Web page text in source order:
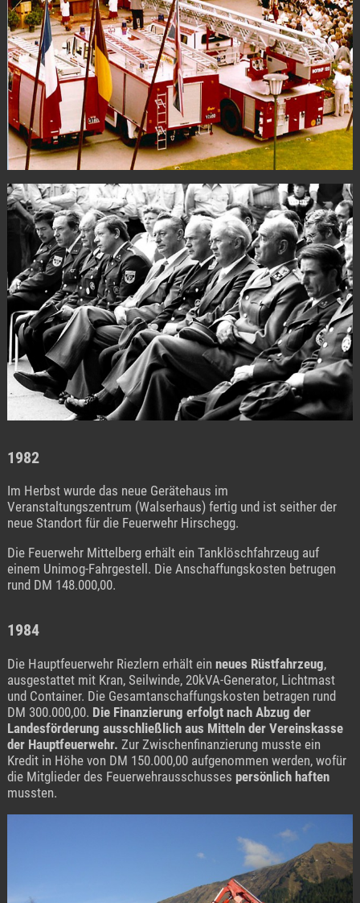
1982
Im Herbst wurde das neue Gerätehaus im
Veranstaltungszentrum (Walserhaus) fertig und ist seither der
neue Standort für die Feuerwehr Hirschegg.
Die Feuerwehr Mittelberg erhält ein Tanklöschfahrzeug auf
einem Unimog-Fahrgestell. Die Anschaffungskosten betrugen
rund DM 148.000,00.
1984
Die Hauptfeuerwehr Riezlern erhält ein neues Rüstfahrzeug,
ausgestattet mit Kran, Seilwinde, 20kVA-Generator, Lichtmast
und Container. Die Gesamtanschaffungskosten betragen rund
DM 300.000,00. Die Finanzierung erfolgt nach Abzug der
Landesförderung ausschließlich aus Mitteln der Vereinskasse
der Hauptfeuerwehr. Zur Zwischenfinanzierung musste ein
Kredit in Höhe von DM 150.000,00 aufgenommen werden, wofür
die Mitglieder des Feuerwehrausschusses persönlich haften
mussten.